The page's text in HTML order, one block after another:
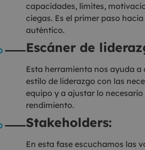
capacidades, límites,
ciegas. Es el primer paso
auténtico.
Escáner de
Esta herramienta nos ayuda a
estilo de liderazgo con las
equipo y a ajustar lo
rendimiento.
Stakeholders:
En esta fase escuchamos las